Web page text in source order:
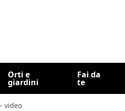
Orti e
giardini
Fai da
te
video